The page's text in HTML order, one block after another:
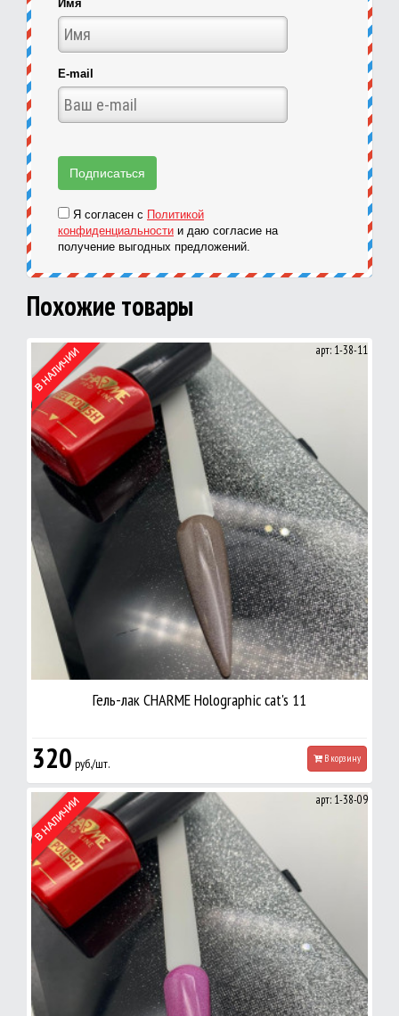
Имя
E-mail
Я согласен с Политикой
конфиденциальности и даю согласие на
получение выгодных предложений.
Похожие товары
арт: 1-38-11
Гель-лак CHARME Holographic cat's 11
320 руб./шт. В корзину
арт: 1-38-09